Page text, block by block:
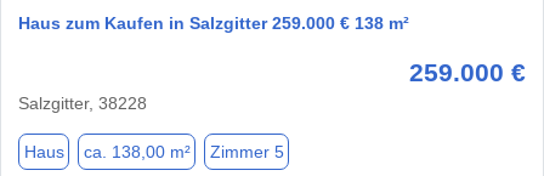
Haus zum Kaufen in Salzgitter 259.000 € 138 m²
259.000 €
Salzgitter, 38228
Haus ca. 138,00 m² Zimmer 5